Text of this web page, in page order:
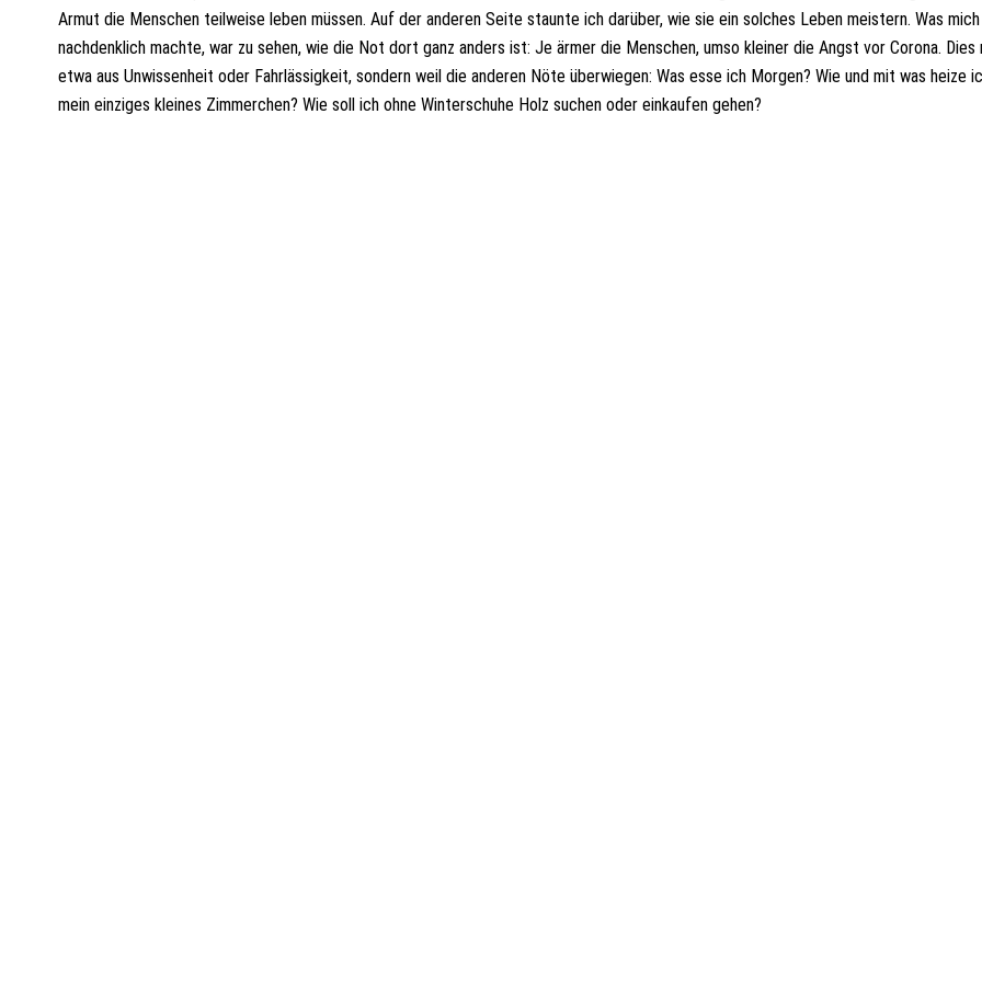
Armut die Menschen teilweise leben müssen. Auf der anderen Seite staunte ich darüber, wie sie ein solches Leben meistern. Was mich
nachdenklich machte, war zu sehen, wie die Not dort ganz anders ist: Je ärmer die Menschen, umso kleiner die Angst vor Corona. Dies
etwa aus Unwissenheit oder Fahrlässigkeit, sondern weil die anderen Nöte überwiegen: Was esse ich Morgen? Wie und mit was heize
mein einziges kleines Zimmerchen? Wie soll ich ohne Winterschuhe Holz suchen oder einkaufen gehen?